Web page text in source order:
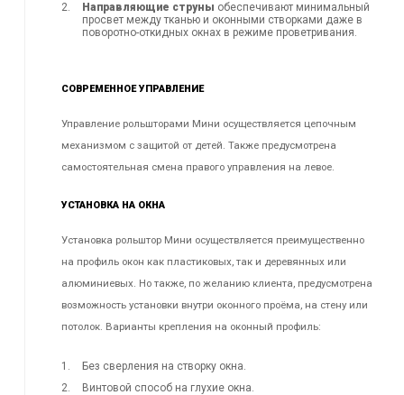
Направляющие струны обеспечивают минимальный
просвет между тканью и оконными створками даже в
поворотно-откидных окнах в режиме проветривания.
СОВРЕМЕННОЕ УПРАВЛЕНИЕ
Управление рольшторами Мини осуществляется цепочным
механизмом с защитой от детей. Также предусмотрена
самостоятельная смена правого управления на левое.
УСТАНОВКА НА ОКНА
Установка рольштор Мини осуществляется преимущественно
на профиль окон как пластиковых, так и деревянных или
алюминиевых. Но также, по желанию клиента, предусмотрена
возможность установки внутри оконного проёма, на стену или
потолок. Варианты крепления на оконный профиль:
Без сверления на створку окна.
Винтовой способ на глухие окна.